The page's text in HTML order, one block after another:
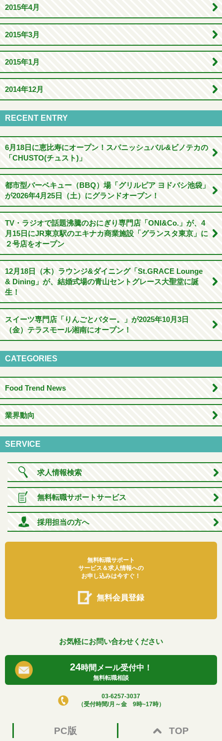
2015年4月
2015年3月
2015年1月
2014年12月
RECENT ENTRY
6月18日に恵比寿にオープン！スパニッシュバル&ビノテカの
「CHUSTO(チュスト)」
都市型バーベキュー（BBQ）場「グリルピア ヨドバシ池袋」
が2026年4月25日（土）にグランドオープン！
TV・ラジオで話題沸騰のおにぎり専門店「ONI&Co.」が、4
月15日にJR東京駅のエキナカ商業施設「グランスタ東京」に
２号店をオープン
12月18日（木）ラウンジ&ダイニング「St.GRACE Lounge
& Dining」が、結婚式場の青山セントグレース大聖堂に誕
生！
スイーツ専門店「りんごとバター。」が2025年10月3日
（金）テラスモール湘南にオープン！
CATEGORIES
Food Trend News
業界動向
SERVICE
求人情報検索
無料転職サポートサービス
採用担当の方へ
無料転職サポート
サービス＆求人情報への
お申し込みは今すぐ！
無料会員登録
お気軽にお問い合わせください
24時間メール受付中！
無料転職相談
03-6257-3037
（受付時間/月～金 9時~17時）
PC版 TOP